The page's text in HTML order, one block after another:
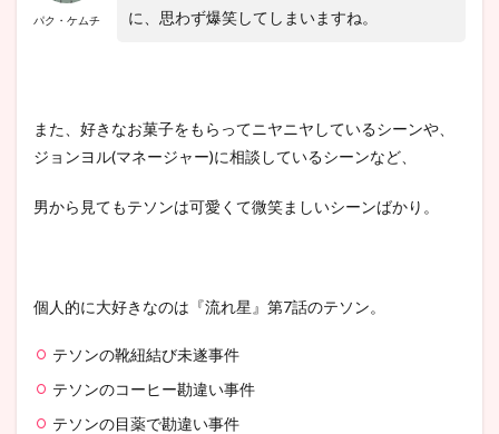
パク・ケムチ
に、思わず爆笑してしまいますね。
また、好きなお菓子をもらってニヤニヤしているシーンや、
ジョンヨル(マネージャー)に相談しているシーンなど、
男から見てもテソンは可愛くて微笑ましいシーンばかり。
個人的に大好きなのは『流れ星』第7話のテソン。
テソンの靴紐結び未遂事件
テソンのコーヒー勘違い事件
テソンの目薬で勘違い事件